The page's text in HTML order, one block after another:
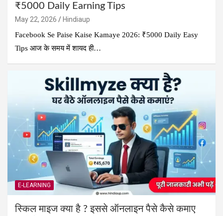
₹5000 Daily Earning Tips
May 22, 2026
Hindiaup
Facebook Se Paise Kaise Kamaye 2026: ₹5000 Daily Easy
Tips आज के समय में शायद ही…
E-LEARNING
स्किल माइज क्या है ? इससे ऑनलाइन पैसे कैसे कमाए